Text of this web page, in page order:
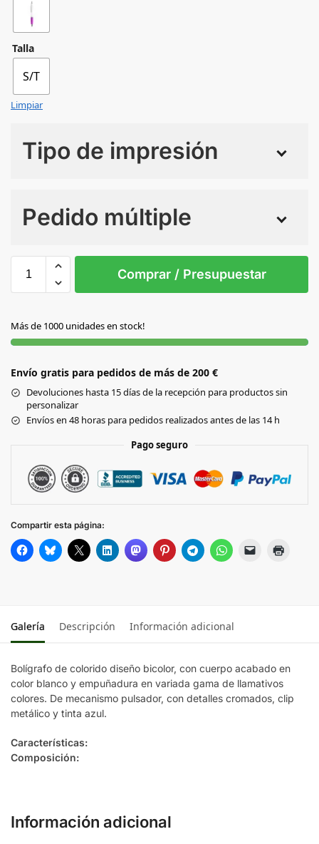
Talla
S/T
Limpiar
Tipo de impresión
Pedido múltiple
AZUL
AZUL CLARO
FUCSIA
ROJO
Comprar / Presupuestar
Más de 1000 unidades en stock!
Envío gratis para pedidos de más de 200 €
Devoluciones hasta 15 días de la recepción para productos sin
personalizar
Envíos en 48 horas para pedidos realizados antes de las 14 h
Pago seguro
Compartir esta página:
Galería Descripción Información adicional
Bolígrafo de colorido diseño bicolor, con cuerpo acabado en
color blanco y empuñadura en variada gama de llamativos
colores. De mecanismo pulsador, con detalles cromados, clip
metálico y tinta azul.
Características:
Composición:
Información adicional